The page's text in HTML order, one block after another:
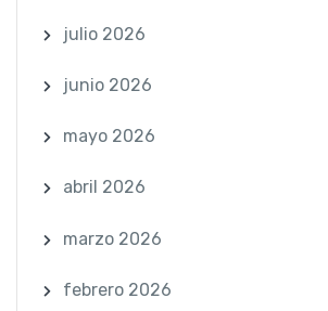
julio 2026
junio 2026
mayo 2026
abril 2026
marzo 2026
febrero 2026